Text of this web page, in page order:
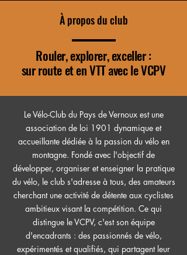
À propos du club
Rouler, explorer, exceller :
sur route et en VTT avec le VCPV
Le Vélo-Club du Pays de Vernoux est une
association de loi 1901 dynamique et
accueillante dédiée à la passion du vélo en
montagne. Fondé avec l'objectif de
développer, organiser et enseigner la pratique
du vélo, le club s'adresse à tous, des amateurs
cherchant une activité de détente aux cyclistes
ambitieux visant la compétition. Ce qui
distingue le VCPV, c'est son équipe
d'encadrants : des passionnés de vélo,
expérimentés et qualifiés, qui partagent leur